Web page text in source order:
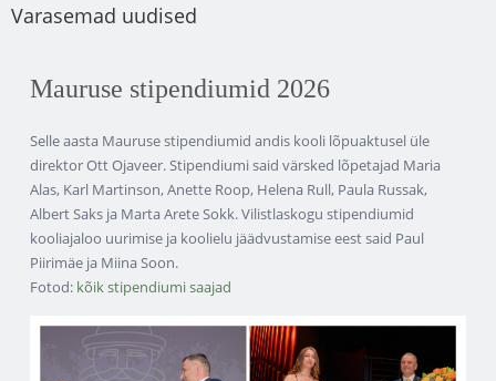
Varasemad uudised
Mauruse stipendiumid 2026
Selle aasta Mauruse stipendiumid andis kooli lõpuaktusel üle
direktor Ott Ojaveer. Stipendiumi said värsked lõpetajad Maria
Alas, Karl Martinson, Anette Roop, Helena Rull, Paula Russak,
Albert Saks ja Marta Arete Sokk. Vilistlaskogu stipendiumid
kooliajaloo uurimise ja koolielu jäädvustamise eest said Paul
Piirimäe ja Miina Soon.
Fotod: kõik stipendiumi saajad